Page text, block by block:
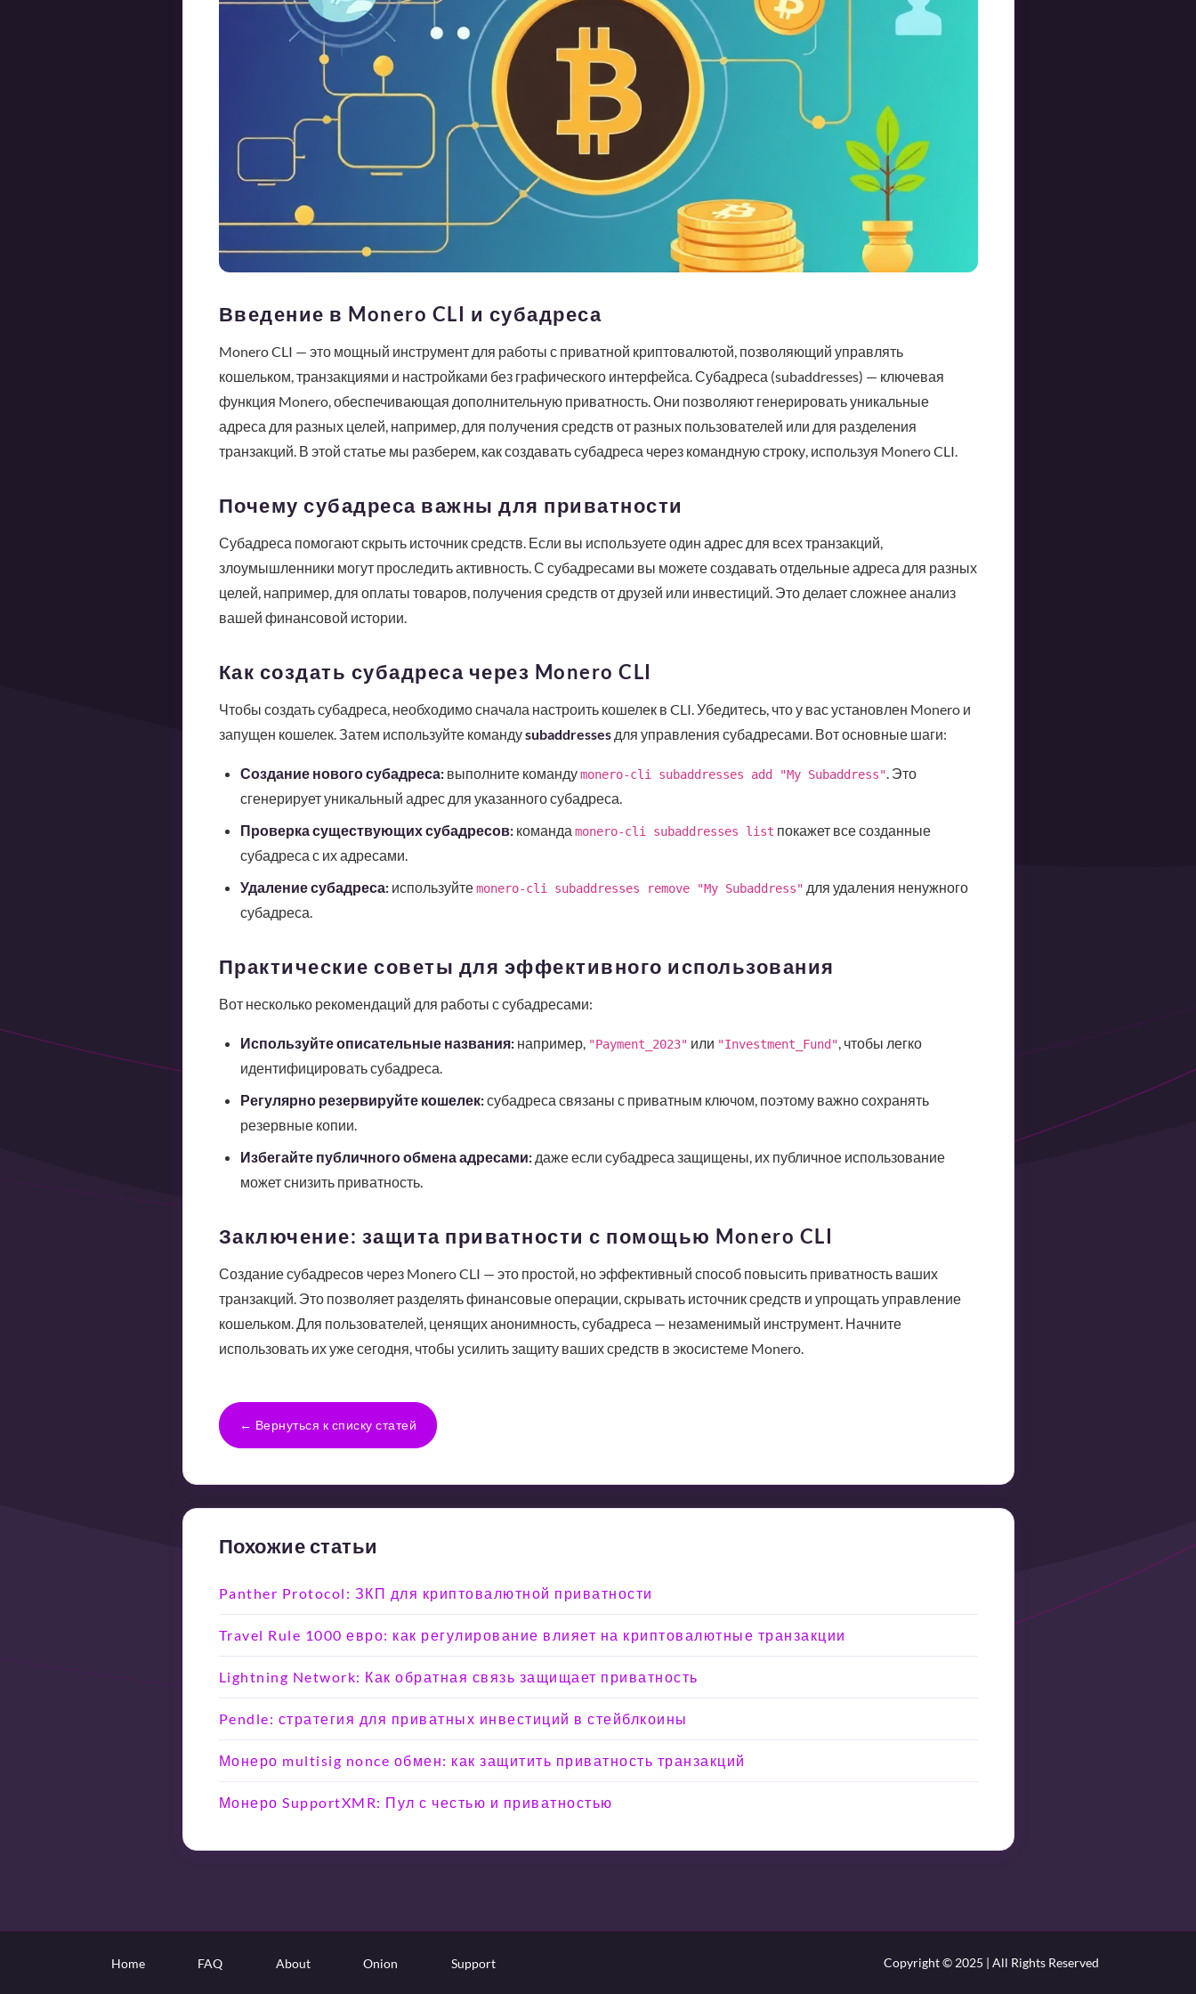
Введение в Monero CLI и субадреса
Monero CLI — это мощный инструмент для работы с приватной криптовалютой, позволяющий управлять
кошельком, транзакциями и настройками без графического интерфейса. Субадреса (subaddresses) — ключевая
функция Monero, обеспечивающая дополнительную приватность. Они позволяют генерировать уникальные
адреса для разных целей, например, для получения средств от разных пользователей или для разделения
транзакций. В этой статье мы разберем, как создавать субадреса через командную строку, используя Monero CLI.
Почему субадреса важны для приватности
Субадреса помогают скрыть источник средств. Если вы используете один адрес для всех транзакций,
злоумышленники могут проследить активность. С субадресами вы можете создавать отдельные адреса для разных
целей, например, для оплаты товаров, получения средств от друзей или инвестиций. Это делает сложнее анализ
вашей финансовой истории.
Как создать субадреса через Monero CLI
Чтобы создать субадреса, необходимо сначала настроить кошелек в CLI. Убедитесь, что у вас установлен Monero и
запущен кошелек. Затем используйте командуsubaddressesдля управления субадресами. Вот основные шаги:
Создание нового субадреса:выполните командуmonero-cli subaddresses add "My Subaddress". Это
сгенерирует уникальный адрес для указанного субадреса.
Проверка существующих субадресов:команда monero-cli subaddresses list покажет все созданные
субадреса с их адресами.
Удаление субадреса:используйтеmonero-cli subaddresses remove "My Subaddress" для удаления ненужного
субадреса.
Практические советы для эффективного использования
Вот несколько рекомендаций для работы с субадресами:
Используйте описательные названия:например, "Payment_2023" или "Investment_Fund", чтобы легко
идентифицировать субадреса.
Регулярно резервируйте кошелек:субадреса связаны с приватным ключом, поэтому важно сохранять
резервные копии.
Избегайте публичного обмена адресами:даже если субадреса защищены, их публичное использование
может снизить приватность.
Заключение: защита приватности с помощью Monero CLI
Создание субадресов через Monero CLI — это простой, но эффективный способ повысить приватность ваших
транзакций. Это позволяет разделять финансовые операции, скрывать источник средств и упрощать управление
кошельком. Для пользователей, ценящих анонимность, субадреса — незаменимый инструмент. Начните
использовать их уже сегодня, чтобы усилить защиту ваших средств в экосистеме Monero.
← Вернуться к списку статей
Похожие статьи
Panther Protocol: ЗКП для криптовалютной приватности
Travel Rule 1000 евро: как регулирование влияет на криптовалютные транзакции
Lightning Network: Как обратная связь защищает приватность
Pendle: стратегия для приватных инвестиций в стейблкоины
Монеро multisig nonce обмен: как защитить приватность транзакций
Монеро SupportXMR: Пул с честью и приватностью
Home FAQ About Onion Support Copyright © 2025 | All Rights Reserved